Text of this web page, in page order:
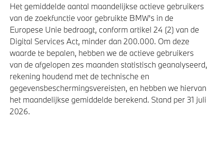
Het gemiddelde aantal maandelijkse actieve gebruikers
van de zoekfunctie voor gebruikte BMW's in de
Europese Unie bedraagt, conform artikel 24 (2) van de
Digital Services Act, minder dan 200.000. Om deze
waarde te bepalen, hebben we de actieve gebruikers
van de afgelopen zes maanden statistisch geanalyseerd,
rekening houdend met de technische en
gegevensbeschermingsvereisten, en hebben we hiervan
het maandelijkse gemiddelde berekend. Stand per 31 juli
2026.